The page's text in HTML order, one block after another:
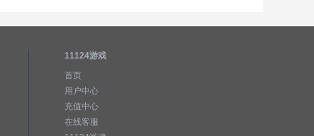
11124游戏
首页
用户中心
充值中心
在线客服